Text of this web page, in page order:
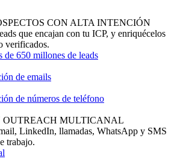
CON ALTA INTENCIÓN
que encajan con tu ICP, y enriquécelos
verificados.
de 650 millones de leads
de emails
de números de teléfono
OUTREACH MULTICANAL
LinkedIn, llamadas, WhatsApp y SMS
trabajo.